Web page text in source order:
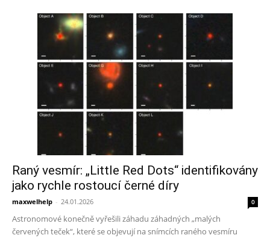
Raný vesmír: „Little Red Dots“ identifikovány
jako rychle rostoucí černé díry
maxwelhelp - 24.01.2026 0
Astronomové konečně vyřešili záhadu záhadných „malých
červených teček“, které se objevují na snímcích raného vesmíru